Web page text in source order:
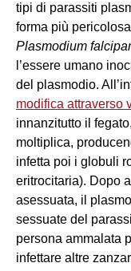
tipi di parassiti
forma più
Plasmodium
l’essere umano
del plasmodio.
modifica attraverso
innanzitutto il
moltiplica,
infetta poi i globuli
eritrocitaria). Dopo
asessuata, il
sessuate del
persona ammalata
infettare altre